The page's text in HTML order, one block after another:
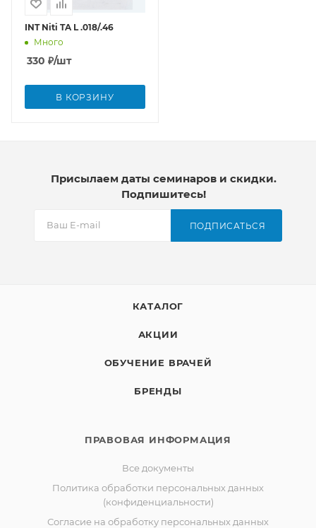
INT Niti TA L .018/.46
Много
330 ₽/шт
В КОРЗИНУ
Присылаем даты семинаров и скидки.
Подпишитесь!
ПОДПИСАТЬСЯ
КАТАЛОГ
АКЦИИ
ОБУЧЕНИЕ ВРАЧЕЙ
БРЕНДЫ
ПРАВОВАЯ ИНФОРМАЦИЯ
Все документы
Политика обработки персональных данных
(конфиденциальности)
Согласие на обработку персональных данных